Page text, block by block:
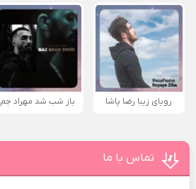
رویای زیبا رضا پاشا باز شب شد مهراد جم
تماس با ما